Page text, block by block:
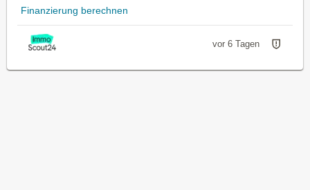
Finanzierung berechnen
vor 6 Tagen